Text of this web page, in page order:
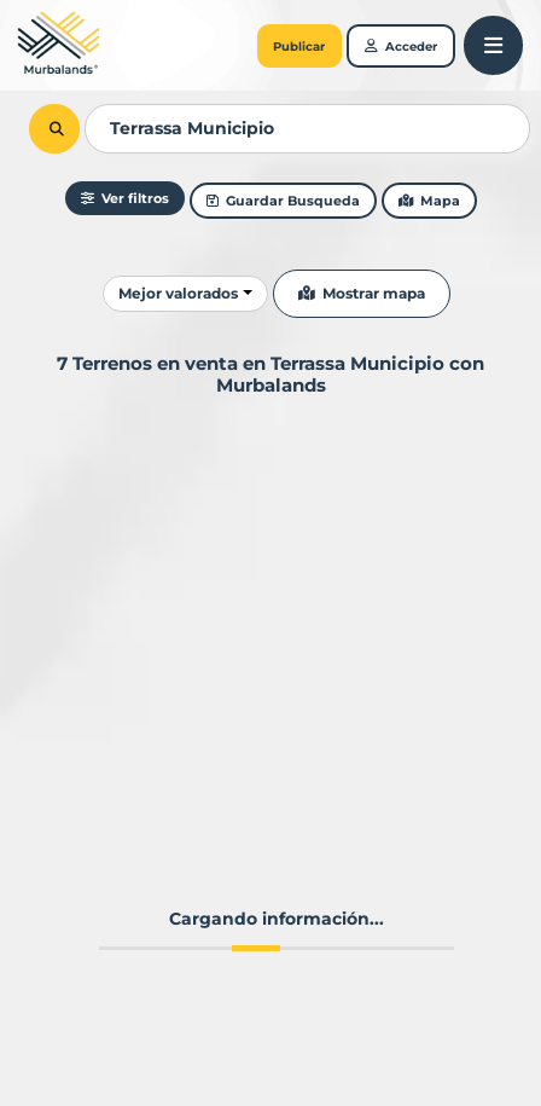
Publicar Acceder
Ver filtros Guardar Busqueda Mapa
Ordenar resultados
Mejor valorados Mostrar mapa
7 Terrenos en venta en Terrassa Municipio con
Murbalands
Cargando información...